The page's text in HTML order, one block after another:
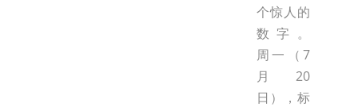
个惊人的
数字。
周一（7
月20
日），标